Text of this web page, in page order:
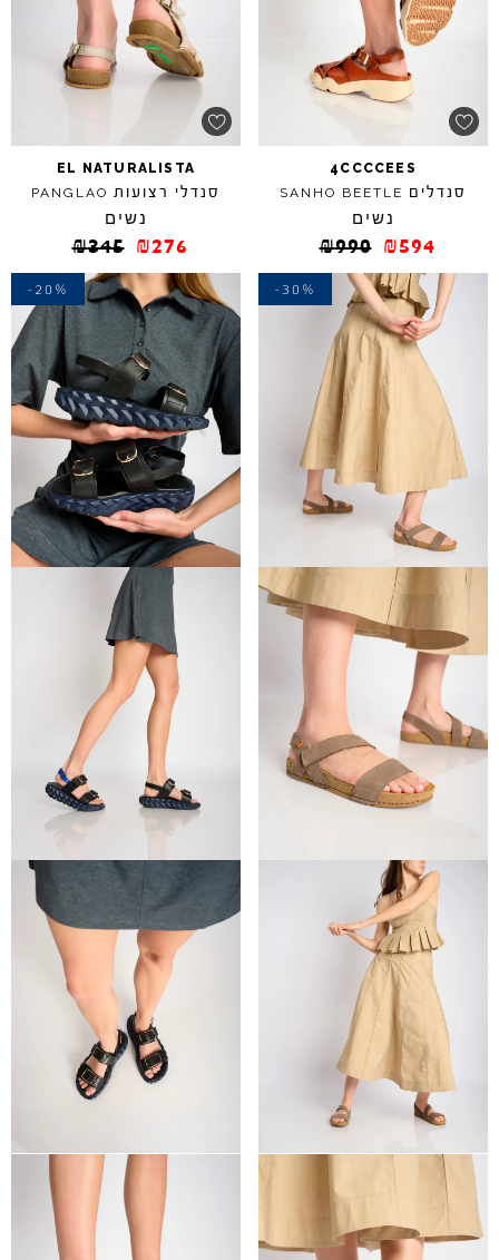
4CCCCEES
סנדלים SANHO BEETLE
נשים
₪990 ₪594
EL NATURALISTA
סנדלי רצועות PANGLAO
נשים
₪345 ₪276
-30%
-20%